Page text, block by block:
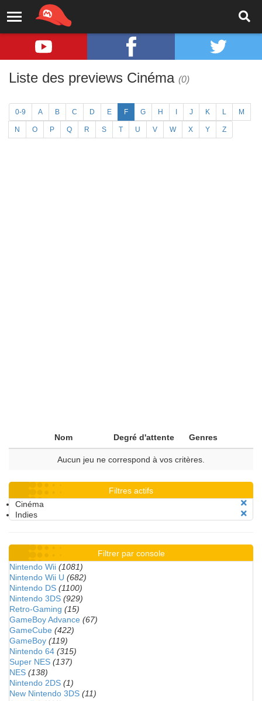
Liste des previews Cinéma (0)
0-9 A B C D E F G H J K L M
N O P Q R S T U V W X Y Z
Nom Degré d'attente Genres
Aucun jeu ne correspond à vos critères.
Filtres actifs
Cinéma
Indies
Filtrer par console
Nintendo Wii (1081)
Nintendo Wii U (682)
Nintendo DS (1100)
Nintendo 3DS (929)
Retro-Gaming (15)
GameBoy Advance (67)
GameCube (422)
GameBoy (119)
Nintendo 64 (315)
Super NES (137)
NES (138)
Nintendo 2DS (1)
New Nintendo 3DS (11)